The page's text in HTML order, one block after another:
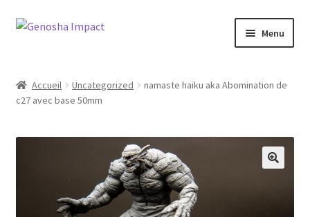
Aller
navigation
Aller
Menu
Cart
Checkout
Accueil Uncategorized
namaste haiku aka Abomination de
c27 avec base 50mm